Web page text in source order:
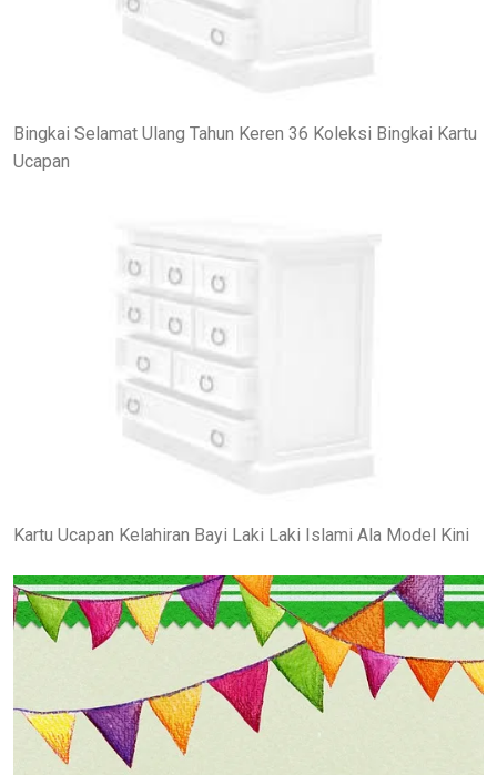
Bingkai Selamat Ulang Tahun Keren 36 Koleksi Bingkai Kartu
Ucapan
Kartu Ucapan Kelahiran Bayi Laki Laki Islami Ala Model Kini